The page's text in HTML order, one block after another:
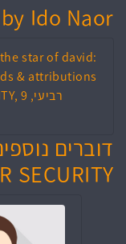
Ido Naor:
star of david:
& attributions
SECURITY